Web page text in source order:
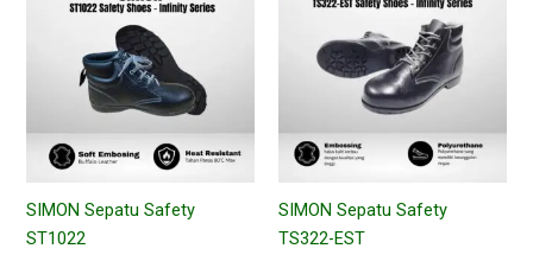
SIMON Sepatu Safety
ST1022
SIMON Sepatu Safety
TS322-EST